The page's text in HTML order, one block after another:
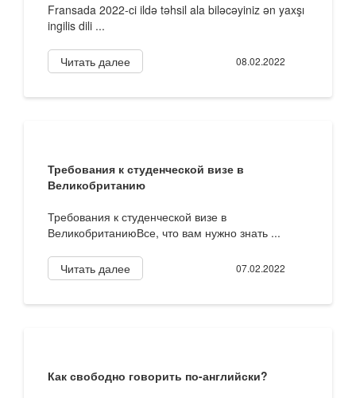
Fransada 2022-ci ildə təhsil ala biləcəyiniz ən yaxşı
ingilis dili ...
Читать далее 08.02.2022
Требования к студенческой визе в
Великобританию
Требования к студенческой визе в
ВеликобританиюВсе, что вам нужно знать ...
Читать далее 07.02.2022
Как свободно говорить по-английски?